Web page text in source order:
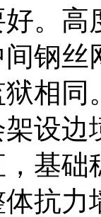
。高
钢
相
设
基
抗